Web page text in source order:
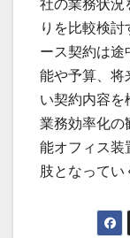
社の業務状況
りを比較検討
ース契約は途
能や予算、将
い契約内容を
業務効率化の
能オフィス装
肢となってい